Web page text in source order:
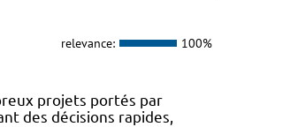
relevance: 100%
projets portés par
des décisions rapides,